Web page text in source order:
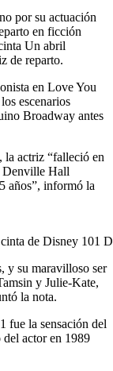
por su actuación
en ficción
Un abril
de reparto.
en Love You
escenarios
Broadway antes
la actriz “falleció en
Denville Hall
años”, informó la
de Disney 101
y su maravilloso ser
y Julie-Kate,
la nota.
fue la sensación del
actor en 1989